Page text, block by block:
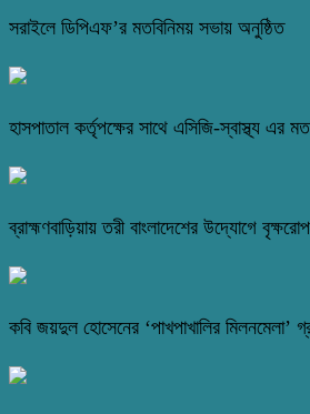
সরাইলে ডিপিএফ’র মতবিনিময় সভায় অনুষ্ঠিত
হাসপাতাল কর্তৃপক্ষের সাথে এসিজি-স্বাস্থ্য এর
ব্রাহ্মণবাড়িয়ায় তরী বাংলাদেশের উদ্যোগে
কবি জয়দুল হোসেনের ‘পাখপাখালির মিলনমেলা’